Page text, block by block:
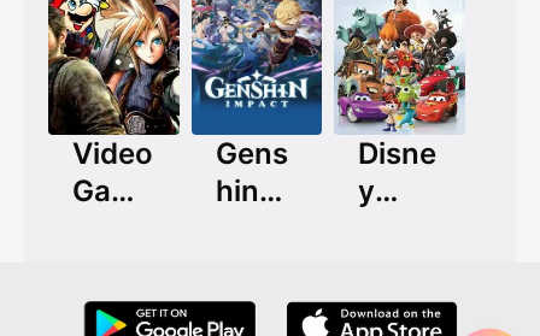
Video
Game
Gens
hin
Disne
y